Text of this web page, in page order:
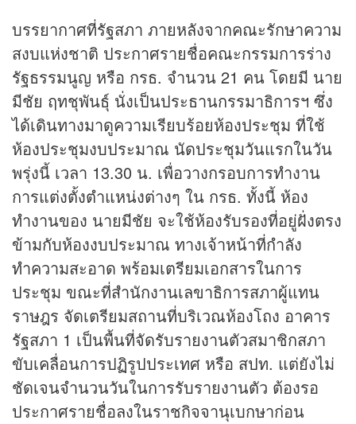
บรรยากาศที่รัฐสภา ภายหลังจากคณะรักษาความ
สงบแห่งชาติ ประกาศรายชื่อคณะกรรมการร่าง
รัฐธรรมนูญ หรือ กรธ. จำนวน 21 คน โดยมี นาย
มีชัย ฤทชุพันธุ์ นั่งเป็นประธานกรรมาธิการฯ ซึ่ง
ได้เดินทางมาดูความเรียบร้อยห้องประชุม ที่ใช้
ห้องประชุมงบประมาณ นัดประชุมวันแรกในวัน
พรุ่งนี้ เวลา 13.30 น. เพื่อวางกรอบการทำงาน
การแต่งตั้งตำแหน่งต่างๆ ใน กรธ. ทั้งนี้ ห้อง
ทำงานของ นายมีชัย จะใช้ห้องรับรองที่อยู่ฝั่งตรง
ข้ามกับห้องงบประมาณ ทางเจ้าหน้าที่กำลัง
ทำความสะอาด พร้อมเตรียมเอกสารในการ
ประชุม ขณะที่สำนักงานเลขาธิการสภาผู้แทน
ราษฎร จัดเตรียมสถานที่บริเวณห้องโถง อาคาร
รัฐสภา 1 เป็นพื้นที่จัดรับรายงานตัวสมาชิกสภา
ขับเคลื่อนการปฏิรูปประเทศ หรือ สปท. แต่ยังไม่
ชัดเจนจำนวนวันในการรับรายงานตัว ต้องรอ
ประกาศรายชื่อลงในราชกิจจานุเบกษาก่อน